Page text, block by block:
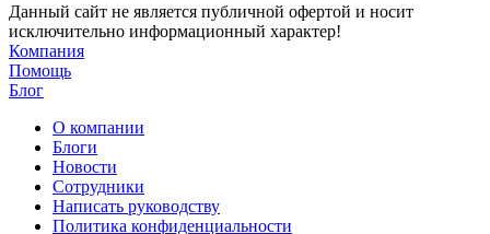
Данный сайт не является публичной офертой и носит
исключительно информационный характер!
Компания
Помощь
Блог
О компании
Блоги
Новости
Сотрудники
Написать руководству
Политика конфиденциальности